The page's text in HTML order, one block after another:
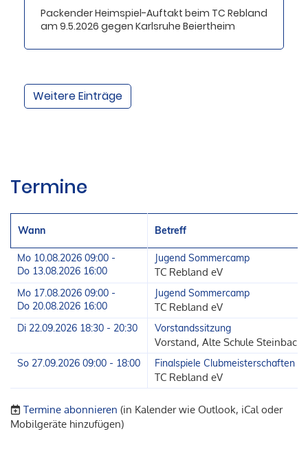
Packender Heimspiel-Auftakt beim TC Rebland
am 9.5.2026 gegen Karlsruhe Beiertheim
Weitere Einträge
Termine
Wann Betreff
Mo 10.08.2026 09:00 -
Do 13.08.2026 16:00
Jugend Sommercamp
TC Rebland eV
Mo 17.08.2026 09:00 -
Do 20.08.2026 16:00
Jugend Sommercamp
TC Rebland eV
Di 22.09.2026 18:30 - 20:30 Vorstandssitzung
Vorstand, Alte Schule Steinbach
So 27.09.2026 09:00 - 18:00 Finalspiele Clubmeisterschaften
TC Rebland eV
Termine abonnieren (in Kalender wie Outlook, iCal oder
Mobilgeräte hinzufügen)